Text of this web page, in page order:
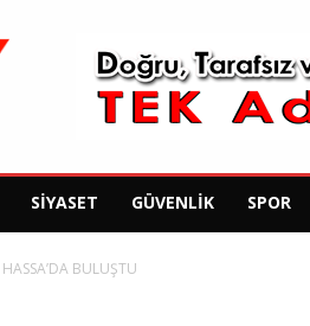
SIYASET GÜVENLIK SPOR
BULUŞTU